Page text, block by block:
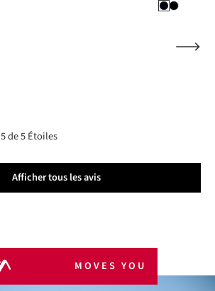
5 de 5 Étoiles
Afficher tous les avis
MOVES YOU